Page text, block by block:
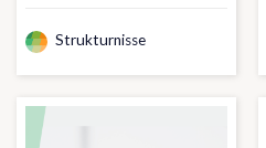
Strukturnisse